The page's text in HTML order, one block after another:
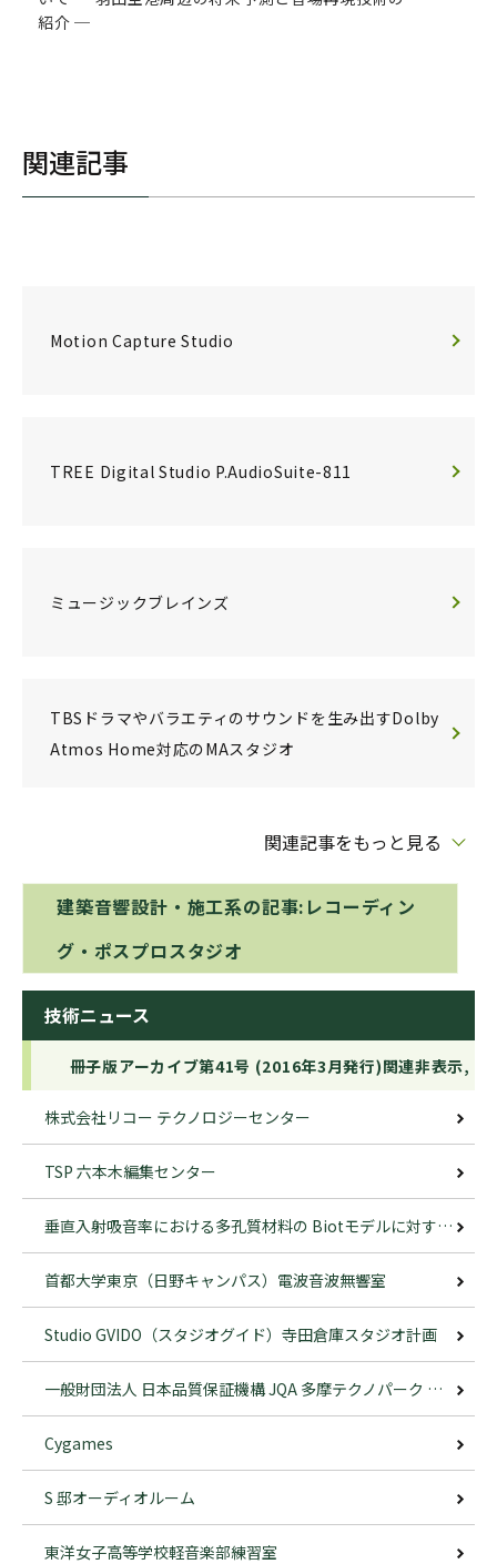
紹介 ─
関連記事
Motion Capture Studio
TREE Digital Studio P.AudioSuite-811
ミュージックブレインズ
TBSドラマやバラエティのサウンドを生み出すDolby
Atmos Home対応のMAスタジオ
関連記事をもっと見る
建築音響設計・施工系の記事:レコーディン
グ・ポスプロスタジオ
技術ニュース
冊子版アーカイブ第41号 (2016年3月発行)関連非表示,
株式会社リコー テクノロジーセンター
TSP 六本木編集センター
垂直入射吸音率における多孔質材料の Biotモデルに対するパラメータスタディ
首都大学東京（日野キャンパス）電波音波無響室
Studio GVIDO（スタジオグイド）寺田倉庫スタジオ計画
一般財団法人 日本品質保証機構 JQA 多摩テクノパーク ハイブリッド無響室
Cygames
S 邸オーディオルーム
東洋女子高等学校軽音楽部練習室